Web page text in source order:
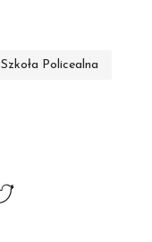
Szkoła Policealna